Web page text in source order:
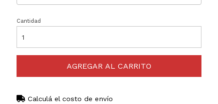
Cantidad
AGREGAR AL CARRITO
Calculá el costo de envío